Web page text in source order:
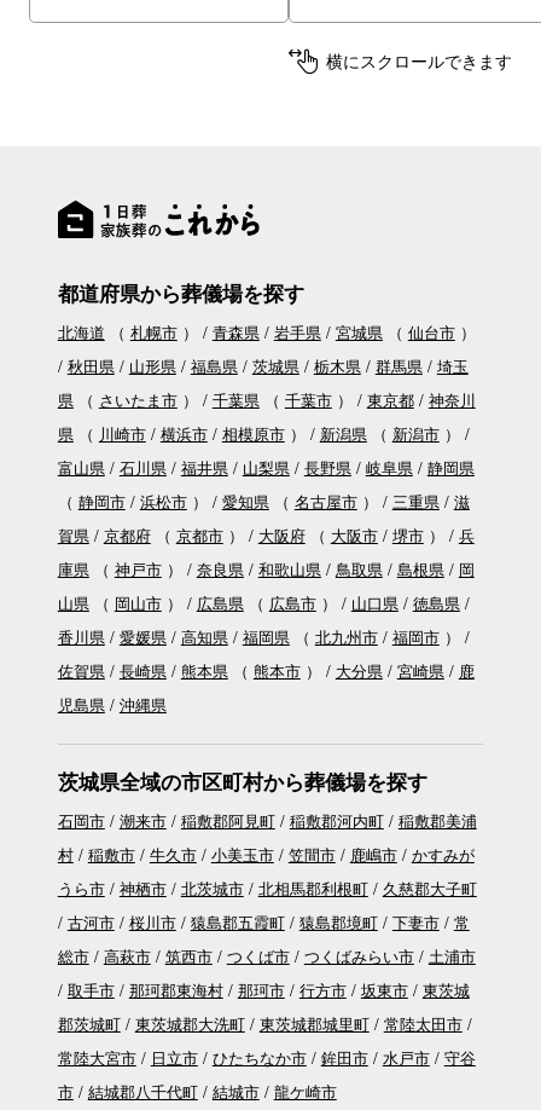
横にスクロールできます
都道府県から葬儀場を探す
北海道 （ 札幌市） 青森県 岩手県 宮城県（ 仙台市）
秋田県
山形県 福島県 茨城県 栃木県 群馬県
埼玉
県（ さいたま市） 千葉県（ 千葉市） 東京都
神奈川
県（ 川崎市 横浜市 相模原市） 新潟県（ 新潟市）
富山県
石川県 福井県 山梨県 長野県 岐阜県
静岡県
（ 静岡市 浜松市） 愛知県（ 名古屋市） 三重県
滋
賀県
京都府（ 京都市） 大阪府（ 大阪市 堺市）
兵
庫県（ 神戸市） 奈良県 和歌山県 鳥取県 島根県
岡
山県（ 岡山市） 広島県（ 広島市） 山口県
徳島県
香川県
愛媛県 高知県 福岡県（ 北九州市 福岡市）
佐賀県
長崎県 熊本県（ 熊本市） 大分県 宮崎県
鹿
児島県
沖縄県
茨城県全域の市区町村から葬儀場を探す
石岡市 潮来市 稲敷郡阿見町 稲敷郡河内町
稲敷郡美浦
村
稲敷市 牛久市 小美玉市 笠間市 鹿嶋市
かすみが
うら市
神栖市 北茨城市 北相馬郡利根町
久慈郡大子町
古河市
桜川市 猿島郡五霞町 猿島郡境町 下妻市
常
総市
高萩市 筑西市 つくば市 つくばみらい市
土浦市
取手市
那珂郡東海村 那珂市 行方市 坂東市
東茨城
郡茨城町
東茨城郡大洗町 東茨城郡城里町
常陸太田市
常陸大宮市
日立市 ひたちなか市 鉾田市 水戸市
守谷
市
結城郡八千代町 結城市 龍ケ崎市